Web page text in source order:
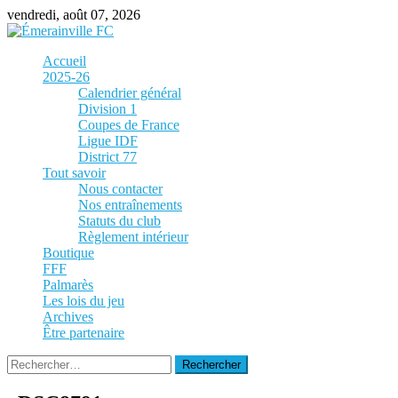
Skip
to
vendredi, août 07, 2026
Accueil
2025-26
Calendrier général
Division 1
Coupes de France
Ligue IDF
District 77
Tout savoir
Nous contacter
Nos entraînements
Statuts du club
Règlement intérieur
Boutique
FFF
Palmarès
Les lois du jeu
Archives
Être partenaire
Rechercher :